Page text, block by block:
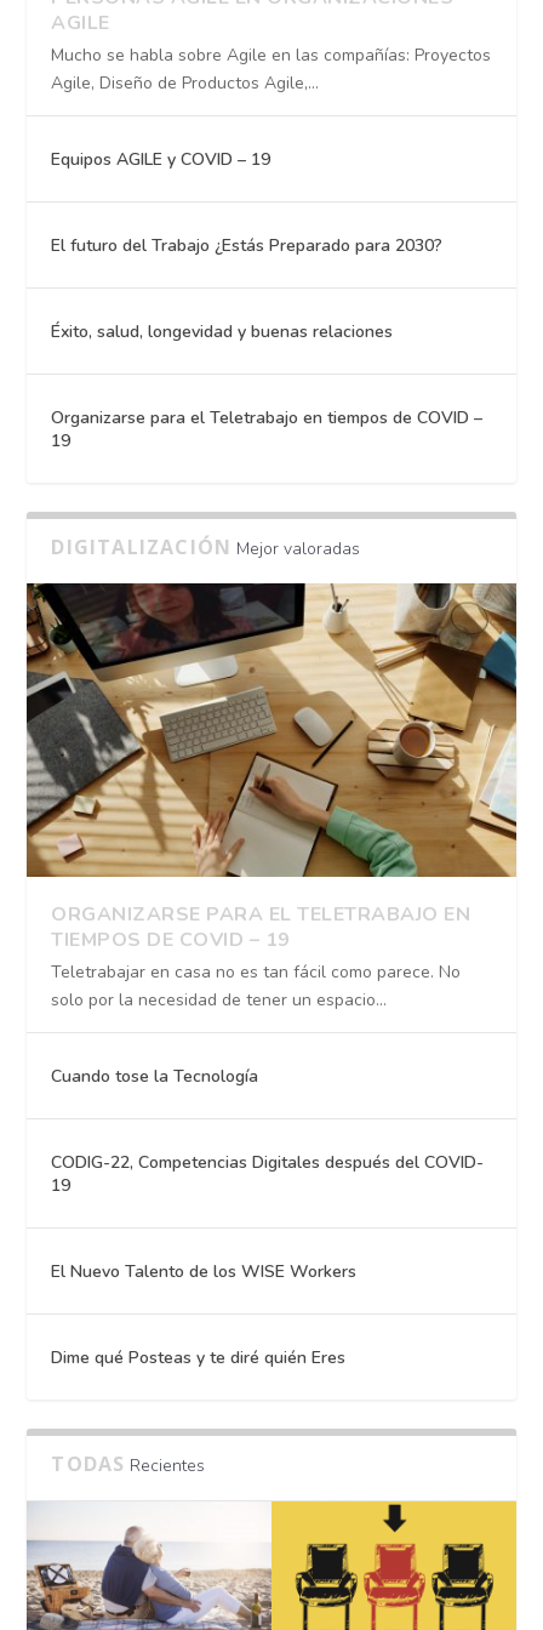
AGILE
Mucho se habla sobre Agile en las compañías: Proyectos
Agile, Diseño de Productos Agile,...
Equipos AGILE y COVID – 19
El futuro del Trabajo ¿Estás Preparado para 2030?
Éxito, salud, longevidad y buenas relaciones
Organizarse para el Teletrabajo en tiempos de COVID –
19
DIGITALIZACIÓN Mejor valoradas
ORGANIZARSE PARA EL TELETRABAJO EN
TIEMPOS DE COVID – 19
Teletrabajar en casa no es tan fácil como parece. No
solo por la necesidad de tener un espacio...
Cuando tose la Tecnología
CODIG-22, Competencias Digitales después del COVID-
19
El Nuevo Talento de los WISE Workers
Dime qué Posteas y te diré quién Eres
TODAS Recientes